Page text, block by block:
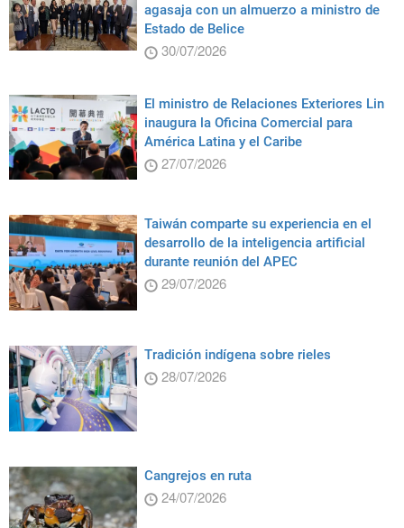
agasaja con un almuerzo a ministro de
Estado de Belice
30/07/2026
El ministro de Relaciones Exteriores Lin
inaugura la Oficina Comercial para
América Latina y el Caribe
27/07/2026
Taiwán comparte su experiencia en el
desarrollo de la inteligencia artificial
durante reunión del APEC
29/07/2026
Tradición indígena sobre rieles
28/07/2026
Cangrejos en ruta
24/07/2026